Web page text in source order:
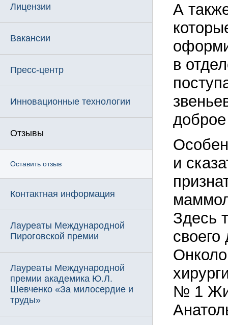
Лицензии
Вакансии
Пресс-центр
Инновационные технологии
Отзывы
Оставить отзыв
Контактная информация
Лауреаты Международной
Пироговской премии
Лауреаты Международной
премии академика Ю.Л.
Шевченко «За милосердие и
труды»
А
в
и
Здесь
№ 1